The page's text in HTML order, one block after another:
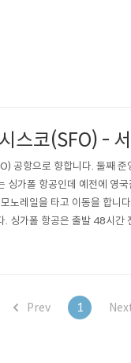
스코(SFO) -
공항으로 향합니다. 둘째
가폴 항공인데 예전에 영
노레일을 타고 이동을 합
싱가폴 항공은 출발 48시간
가-중간-복도 이렇게 3명씩 ..
Prev 1